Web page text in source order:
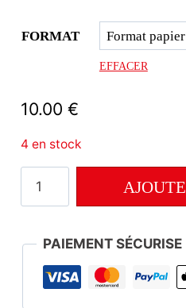
FORMAT
EFFACER
10.00 €
4 en stock
12
PAIEMENT SÉCURISE